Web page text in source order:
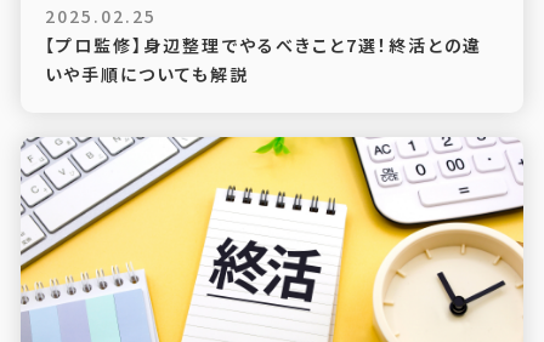
2025.02.25
【プロ監修】身辺整理でやるべきこと7選！終活との違
いや手順についても解説